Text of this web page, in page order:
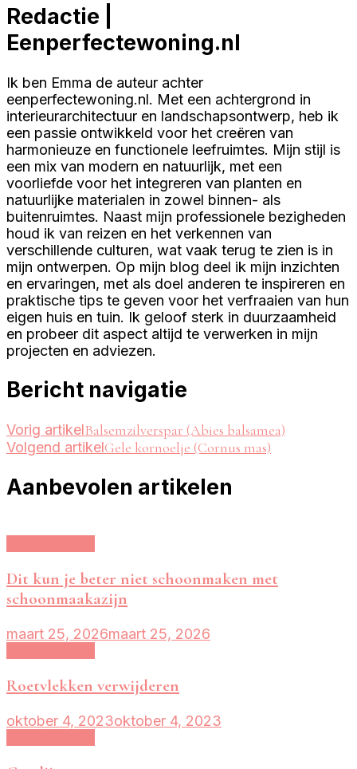
Redactie |
Eenperfectewoning.nl
Ik ben Emma de auteur achter
eenperfectewoning.nl. Met een achtergrond in
interieurarchitectuur en landschapsontwerp, heb ik
een passie ontwikkeld voor het creëren van
harmonieuze en functionele leefruimtes. Mijn stijl is
een mix van modern en natuurlijk, met een
voorliefde voor het integreren van planten en
natuurlijke materialen in zowel binnen- als
buitenruimtes. Naast mijn professionele bezigheden
houd ik van reizen en het verkennen van
verschillende culturen, wat vaak terug te zien is in
mijn ontwerpen. Op mijn blog deel ik mijn inzichten
en ervaringen, met als doel anderen te inspireren en
praktische tips te geven voor het verfraaien van hun
eigen huis en tuin. Ik geloof sterk in duurzaamheid
en probeer dit aspect altijd te verwerken in mijn
projecten en adviezen.
Bericht navigatie
Vorig artikelBalsemzilverspar (Abies balsamea)
Volgend artikelGele kornoelje (Cornus mas)
Aanbevolen artikelen
Dit kun je beter niet schoonmaken met
schoonmaakazijn
maart 25, 2026maart 25, 2026
Roetvlekken verwijderen
oktober 4, 2023oktober 4, 2023